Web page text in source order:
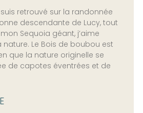
retrouvé sur la randonnée
descendante de Lucy, tout
Sequoia géant, j’aime
Le Bois de boubou est
que la nature originelle se
de capotes éventrées et de